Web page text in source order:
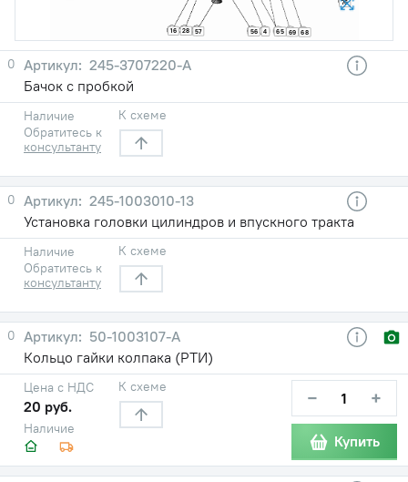
4
16 28 56
57 65 68
69
76
0
245-3707220-А
Бачок с пробкой
Наличие
Обратитесь к
консультанту
К схеме
0
245-1003010-13
Установка головки цилиндров и впускного тракта
Наличие
Обратитесь к
консультанту
К схеме
0
50-1003107-А
Кольцо гайки колпака (РТИ)
Наличие
Цена с НДС
20 руб.
К схеме − +
Купить